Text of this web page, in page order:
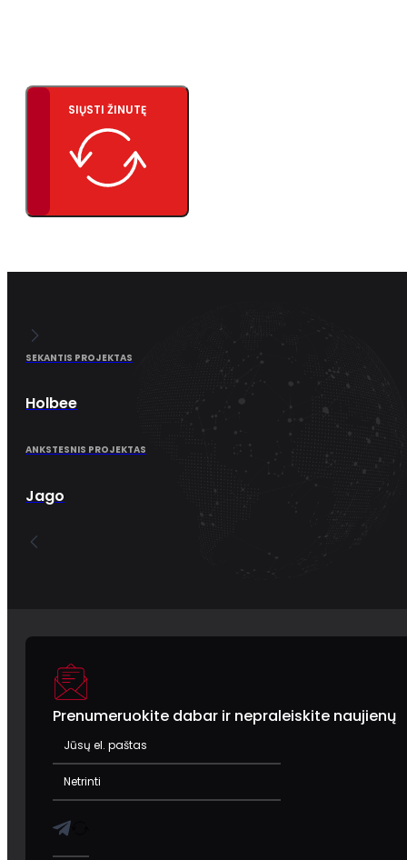
SIŲSTI ŽINUTĘ
SEKANTIS PROJEKTAS
Holbee
ANKSTESNIS PROJEKTAS
Jago
Prenumeruokite dabar ir nepraleiskite naujienų